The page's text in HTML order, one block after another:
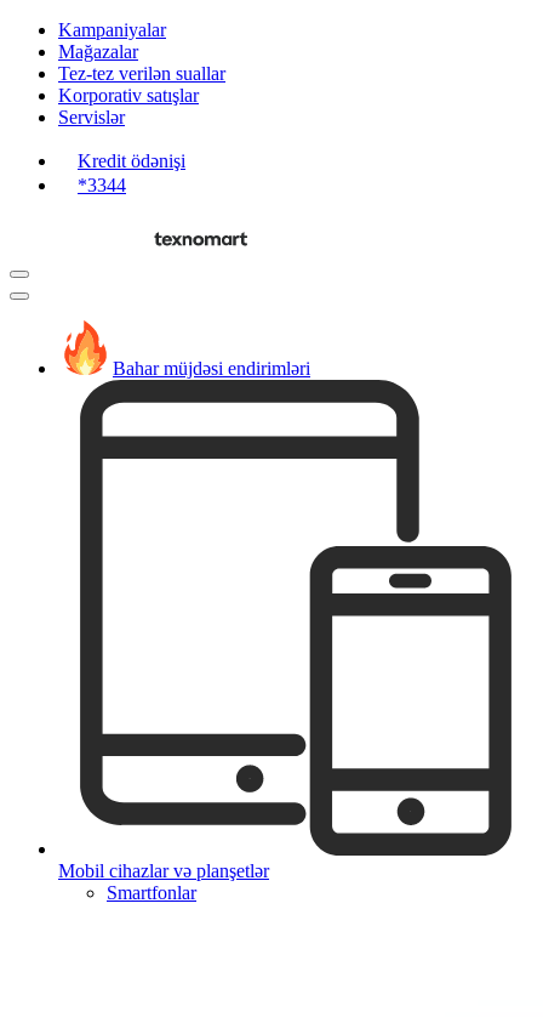
Kampaniyalar
Mağazalar
Tez-tez verilən suallar
Korporativ satışlar
Servislər
Kredit ödənişi
*3344
Bahar müjdəsi endirimləri
Mobil cihazlar və planşetlər
Smartfonlar